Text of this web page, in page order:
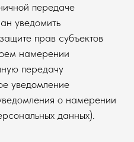
передаче
уведомить
прав субъектов
намерении
передачу
уведомление
о намерении
данных).